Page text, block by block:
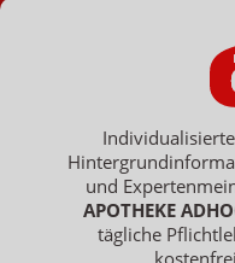
Hinweisgebersystem
Vertrag widerrufen
und
APOTHEKE
tägliche